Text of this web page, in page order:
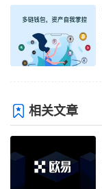
相关文章